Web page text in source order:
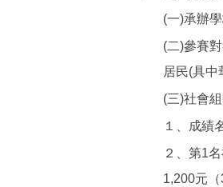
(一)承辦
(二)參賽
居民(具中
(三)社會組
１、成績
２、第1
1,200元